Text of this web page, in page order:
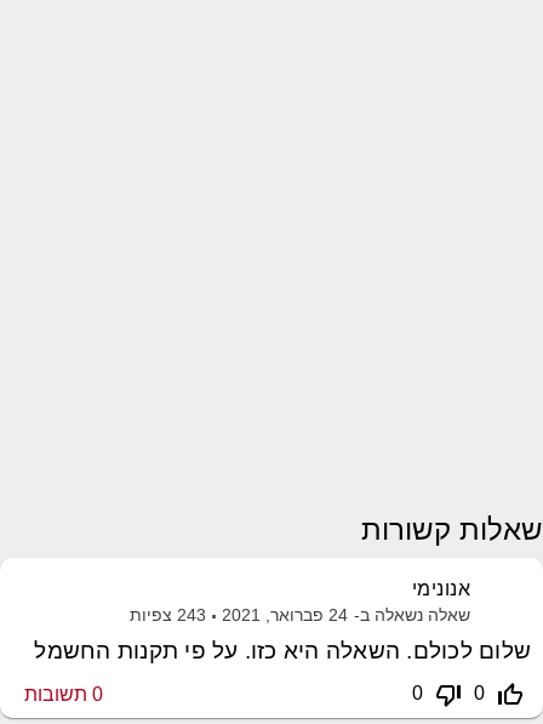
שאלות קשורות
אנונימי
שאלה נשאלה ב- 24 פברואר, 2021 243 צפיות
שלום לכולם. השאלה היא כזו. על פי תקנות החשמל
thumb_up_off_alt
0
thumb_down_off_alt
0
0 תשובות